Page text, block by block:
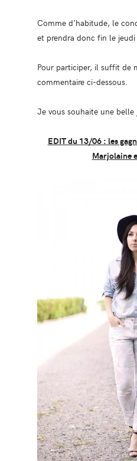
Comme d’habitude, le
et prendra donc fin le
Pour participer, il suffit de
commentaire ci-dessous.
Je vous souhaite une belle
EDIT du 13/06 : les
Marjolaine